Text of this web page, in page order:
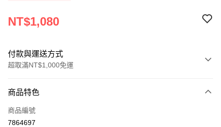
NT$1,080
付款與運送方式
超取滿NT$1,000免運
信用卡一次付款
超商取貨付款
商品特色
商品編號
7864697